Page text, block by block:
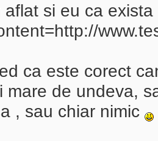
si eu ca
ca este corect
mare de undeva,
, sau chiar nimic